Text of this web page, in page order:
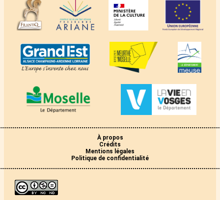
À propos
Crédits
Mentions légales
Politique de confidentialité